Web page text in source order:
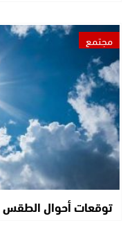
مجتمع
توقعات أحوال